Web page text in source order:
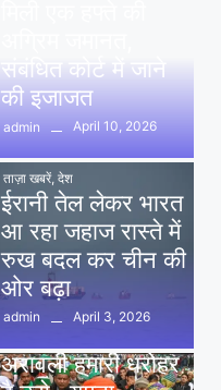
संबंधित कोर्ट में जाने
की इजाजत
admin April 10, 2026
ताज़ा खबरें, देश
ईरानी तेल लेकर भारत
आ रहा जहाज रास्ते में
रुख बदल कर चीन की
ओर बढ़ा
admin
April 3, 2026
अरावली हमारी धरोहर